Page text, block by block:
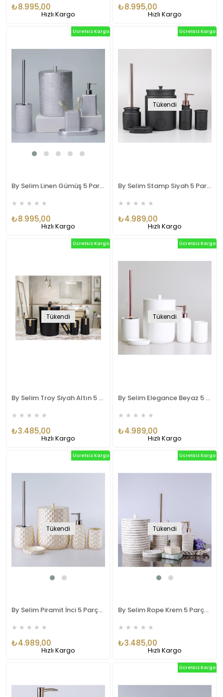
₺8.995,00
Hızlı Kargo
₺8.995,00
Hızlı Kargo
By Selim Linen Gümüş 5 Parça Polyester Banyo Seti
★ ★ ★ ★ ★
₺8.995,00
Ücretsiz Kargo
Hızlı Kargo
Tükendi
By Selim Stamp Siyah 5 Parça Polyester Banyo Seti
★ ★ ★ ★ ★
₺4.989,00
Ücretsiz Kargo
Hızlı Kargo
Tükendi
By Selim Troy Siyah Altın 5 Parça Polyester Banyo Seti
★ ★ ★ ★ ★
₺3.485,00
Ücretsiz Kargo
Hızlı Kargo
Tükendi
By Selim Elegance Beyaz 5 Parça Polyester Banyo Seti
★ ★ ★ ★ ★
₺4.989,00
Ücretsiz Kargo
Hızlı Kargo
Tükendi
By Selim Piramit İnci 5 Parça Polyester Banyo Seti
★ ★ ★ ★ ★
₺4.989,00
Ücretsiz Kargo
Hızlı Kargo
Tükendi
By Selim Rope Krem 5 Parça Polyester Banyo Seti
★ ★ ★ ★ ★
₺3.485,00
Ücretsiz Kargo
Hızlı Kargo
Ücretsiz Kargo